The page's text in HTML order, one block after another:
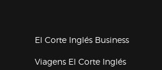
ventana)
El Corte Inglés Business
Viagens El Corte Inglés(abre en